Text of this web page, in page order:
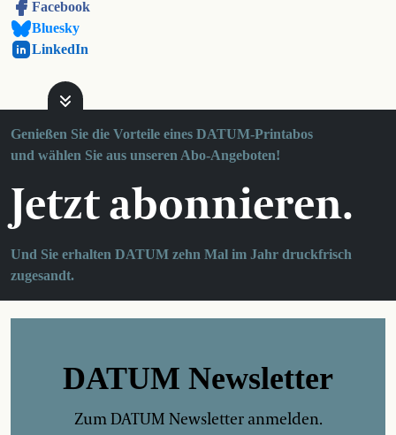
Facebook
Bluesky
LinkedIn
Genießen Sie die Vorteile eines DATUM-Printabos
und wählen Sie aus unseren Abo-Angeboten!
Jetzt abonnieren.
Und Sie erhalten DATUM zehn Mal im Jahr druckfrisch
zugesandt.
DATUM Newsletter
Zum DATUM Newsletter anmelden.